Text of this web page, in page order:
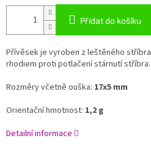
Přidat do košíku
Přívěsek je vyroben z leštěného
rhodiem proti potlačení stárnutí stříbra.
Rozměry včetně ouška: 17x5 mm
Orientační hmotnost: 1,2 g
Detailní informace